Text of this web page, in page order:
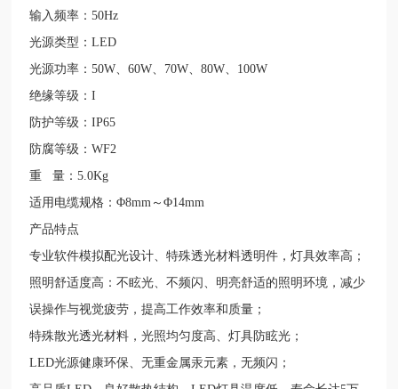
输入频率：50Hz
光源类型：LED
光源功率：50W 、60W 70W 、80W
100W
绝缘等级：I
防护等级：IP65
防腐等级：WF2
重
量：5.0Kg
适用电缆规格：Φ8mm ～Φ14mm
产品特点
专业软件模拟配光设计、特殊透光材料透明件，灯具效率高；
照明舒适度高：不眩光、不频闪、明亮舒适的照明环境，减少
误操作与视觉疲劳，提高工作效率和质量；
特殊散光透光材料，光照均匀度高、灯具防眩光；
LED光源健康环保、无重金属汞元素，无频闪；